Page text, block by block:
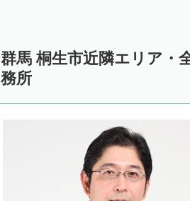
群馬 桐生市近隣エリア・
務所